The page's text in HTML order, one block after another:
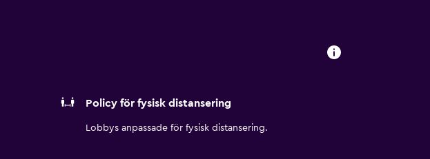
Policy för fysisk distansering
Lobbys anpassade för fysisk distansering.